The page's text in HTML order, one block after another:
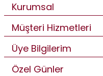
Kurumsal
Müşteri Hizmetleri
Üye Bilgilerim
Özel Günler